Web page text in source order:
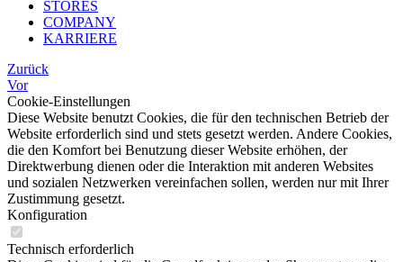
STORES
COMPANY
KARRIERE
Zurück
Vor
Cookie-Einstellungen
Diese Website benutzt Cookies, die für den technischen Betrieb der
Website erforderlich sind und stets gesetzt werden. Andere Cookies,
die den Komfort bei Benutzung dieser Website erhöhen, der
Direktwerbung dienen oder die Interaktion mit anderen Websites
und sozialen Netzwerken vereinfachen sollen, werden nur mit Ihrer
Zustimmung gesetzt.
Konfiguration
Technisch erforderlich